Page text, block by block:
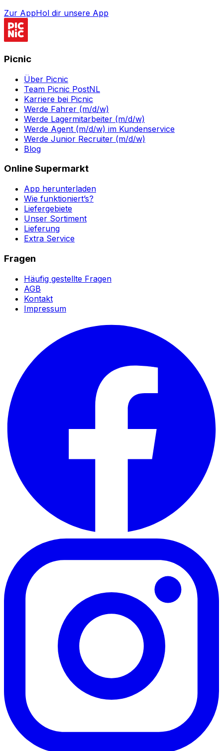
Zur AppHol dir unsere App
Picnic
Über Picnic
Team Picnic PostNL
Karriere bei Picnic
Werde Fahrer (m/d/w)
Werde Lagermitarbeiter (m/d/w)
Werde Agent (m/d/w) im Kundenservice
Werde Junior Recruiter (m/d/w)
Blog
Online Supermarkt
App herunterladen
Wie funktioniert’s?
Liefergebiete
Unser Sortiment
Lieferung
Extra Service
Fragen
Häufig gestellte Fragen
AGB
Kontakt
Impressum